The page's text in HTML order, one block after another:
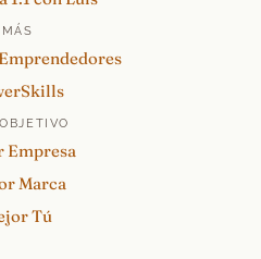
MÁS
Empresa
Marca
Tú